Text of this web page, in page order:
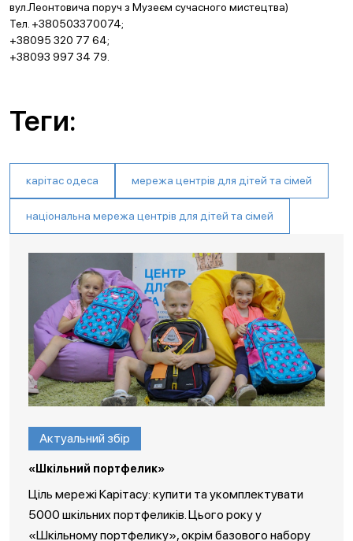
вул.Леонтовича поруч з Музеєм сучасного мистецтва)
Тел. +380503370074;
+38095 320 77 64;
+38093 997 34 79.
Теги:
карітас одеса мережа центрів для дітей та сімей
національна мережа центрів для дітей та сімей
Актуальний збір
«Шкільний портфелик»
Ціль мережі Карітасу: купити та укомплектувати
5000 шкільних портфеликів. Цього року у
«Шкільному портфелику», окрім базового набору